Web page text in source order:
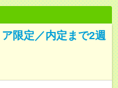
限定／内定まで2週